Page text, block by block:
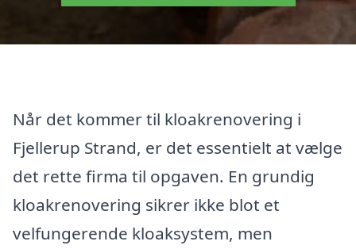
Når det kommer til kloakrenovering i
Fjellerup Strand, er det essentielt at vælge
det rette firma til opgaven. En grundig
kloakrenovering sikrer ikke blot et
velfungerende kloaksystem, men